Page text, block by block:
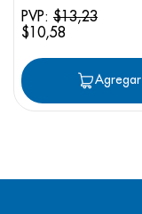
PVP: $13,23
$10,58
Agregar